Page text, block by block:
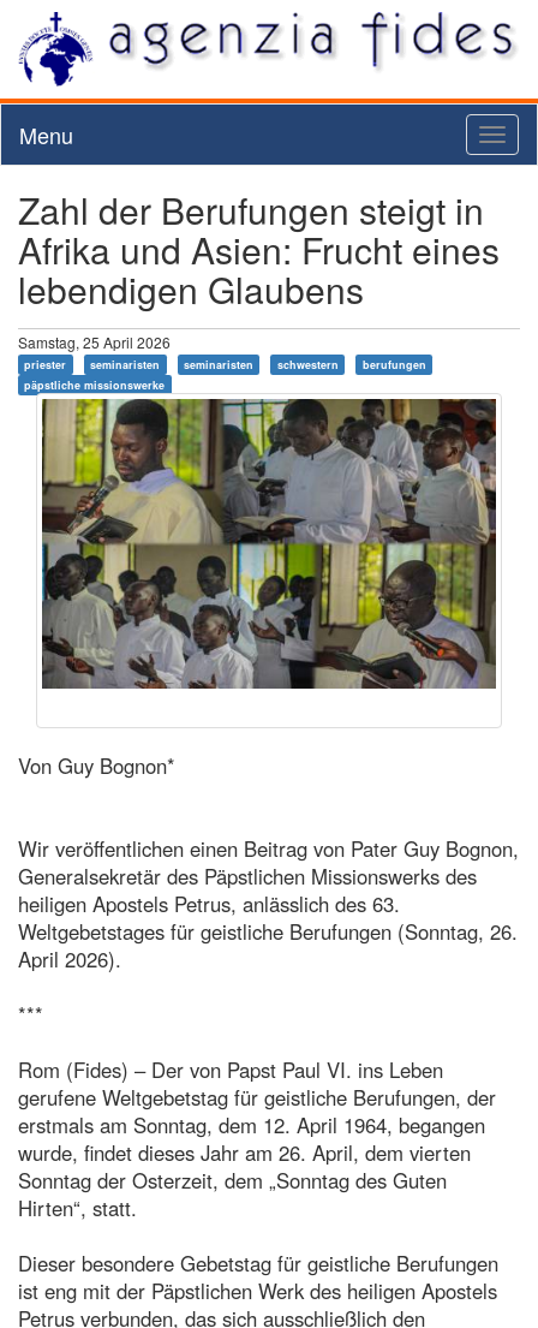
Menu
Zahl der Berufungen steigt in
Afrika und Asien: Frucht eines
lebendigen Glaubens
Samstag, 25 April 2026
priester seminaristen seminaristen schwestern
berufungen
päpstliche missionswerke
Von Guy Bognon*
Wir veröffentlichen einen Beitrag von Pater Guy Bognon,
Generalsekretär des Päpstlichen Missionswerks des
heiligen Apostels Petrus, anlässlich des 63.
Weltgebetstages für geistliche Berufungen (Sonntag, 26.
April 2026).
***
Rom (Fides) – Der von Papst Paul VI. ins Leben
gerufene Weltgebetstag für geistliche Berufungen, der
erstmals am Sonntag, dem 12. April 1964, begangen
wurde, findet dieses Jahr am 26. April, dem vierten
Sonntag der Osterzeit, dem „Sonntag des Guten
Hirten“, statt.
Dieser besondere Gebetstag für geistliche Berufungen
ist eng mit der Päpstlichen Werk des heiligen Apostels
Petrus verbunden, das sich ausschließlich den